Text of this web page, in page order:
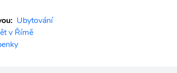
Ubytování
v Římě